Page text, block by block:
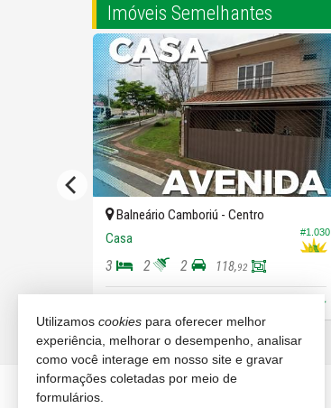
Imóveis Semelhantes
#1.030
Balneário Camboriú - Centro
Casa
3 2 2 118,92
IMOBILIÁRIA RENASCENÇA
Utilizamos cookies para oferecer melhor
experiência, melhorar o desempenho, analisar
como você interage em nosso site e gravar
informações coletadas por meio de
formulários.